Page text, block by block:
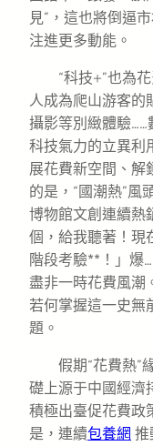
見”，這也將倒逼
注進更多動能。
“科技+”也為
人成為爬山游客的
攝影等別緻體驗……
科技氣力的立異利
展花費新空間、解
的是，“國潮熱”風
博物館文創連續熱
個，給我聽著！現
階段考驗**！」爆
盡非一時花費風潮
若何掌握這一史無
題。
假期“花費熱”
礎上源于中國經濟
積極出臺促花費政
是，連續包養網 推